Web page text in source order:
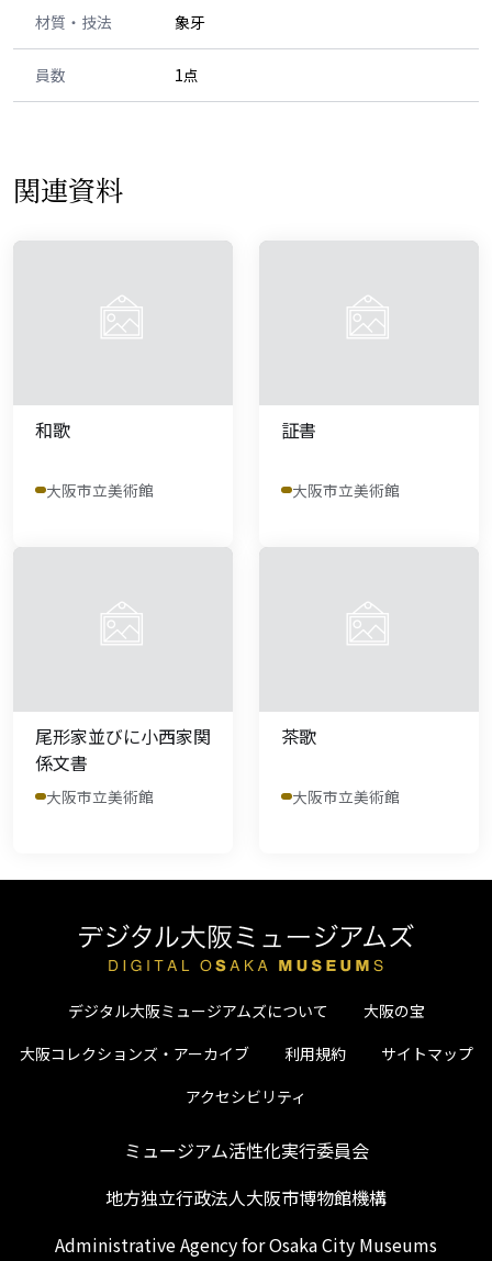
材質・技法 象牙
員数 1点
関連資料
和歌
大阪市立美術館
証書
大阪市立美術館
尾形家並びに小西家関
係文書
大阪市立美術館
茶歌
大阪市立美術館
デジタル大阪ミュージアムズについて
大阪の宝
大阪コレクションズ・アーカイブ
利用規約
サイトマップ
アクセシビリティ
ミュージアム活性化実行委員会
地方独立行政法人大阪市博物館機構
Administrative Agency for Osaka City Museums